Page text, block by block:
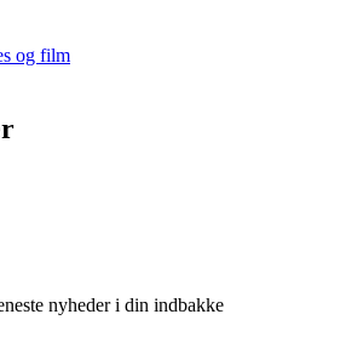
og film
nyheder i din indbakke